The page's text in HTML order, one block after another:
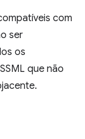
com
ser
os
que não